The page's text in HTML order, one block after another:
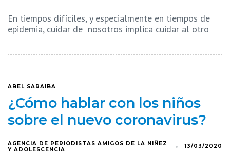
En tiempos difíciles, y especialmente en tiempos de
epidemia, cuidar de nosotros implica cuidar al otro
ABEL SARAIBA
¿Cómo hablar con los niños
sobre el nuevo coronavirus?
AGENCIA DE PERIODISTAS AMIGOS DE LA NIÑEZ
Y ADOLESCENCIA
13/03/2020